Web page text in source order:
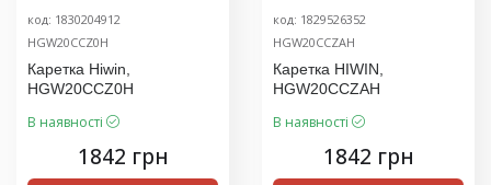
код: 1830204912
HGW20CCZ0H
Каретка Hiwin,
HGW20CCZ0H
В наявності
1842 грн
код: 1829526352
HGW20CCZAH
Каретка HIWIN,
HGW20CCZAH
В наявності
1842 грн